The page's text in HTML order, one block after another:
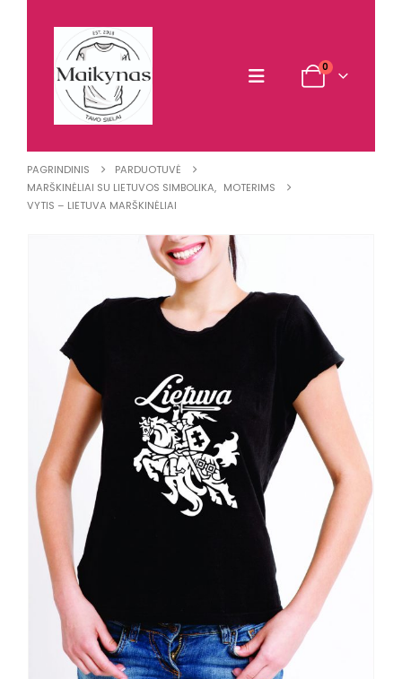
0
PAGRINDINIS
PARDUOTUVĖ
MARŠKINĖLIAI SU LIETUVOS SIMBOLIKA, MOTERIMS
VYTIS – LIETUVA MARŠKINĖLIAI